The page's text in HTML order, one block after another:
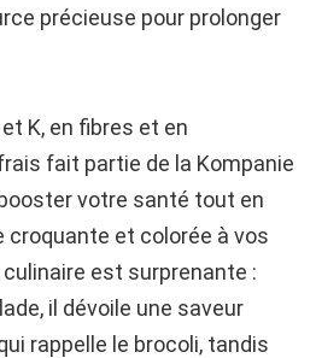
précieuse pour prolonger
K, en fibres et en
fait partie de la Kompanie
votre santé tout en
et colorée à vos
est surprenante :
il dévoile une saveur
rappelle le brocoli, tandis